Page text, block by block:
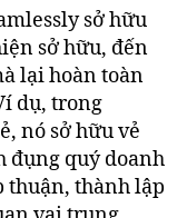
sở hữu
sở hữu, đến
lại hoàn toàn
dụ, trong
nó sở hữu vẻ
đụng quý doanh
thuận, thành lập